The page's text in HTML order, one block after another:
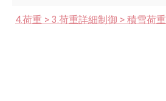
4.荷重 > 3.荷重詳細制御 > 積雪荷重